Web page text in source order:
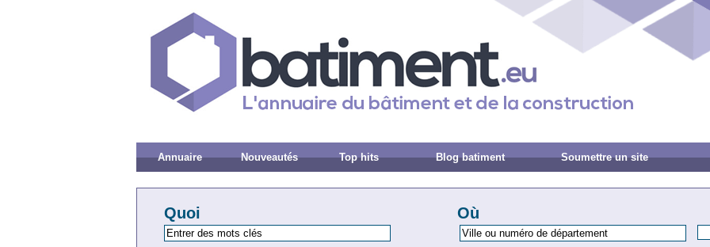
Annuaire Nouveautés Top hits Blog batiment Soumettre un site
Quoi Où